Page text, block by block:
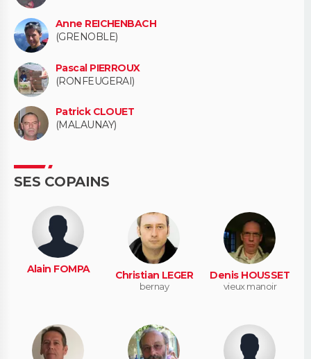
Anne REICHENBACH
(GRENOBLE)
Pascal PIERROUX
(RONFEUGERAI)
Patrick CLOUET
(MALAUNAY)
SES COPAINS
Alain FOMPA Christian LEGER
bernay
Denis HOUSSET
vieux manoir